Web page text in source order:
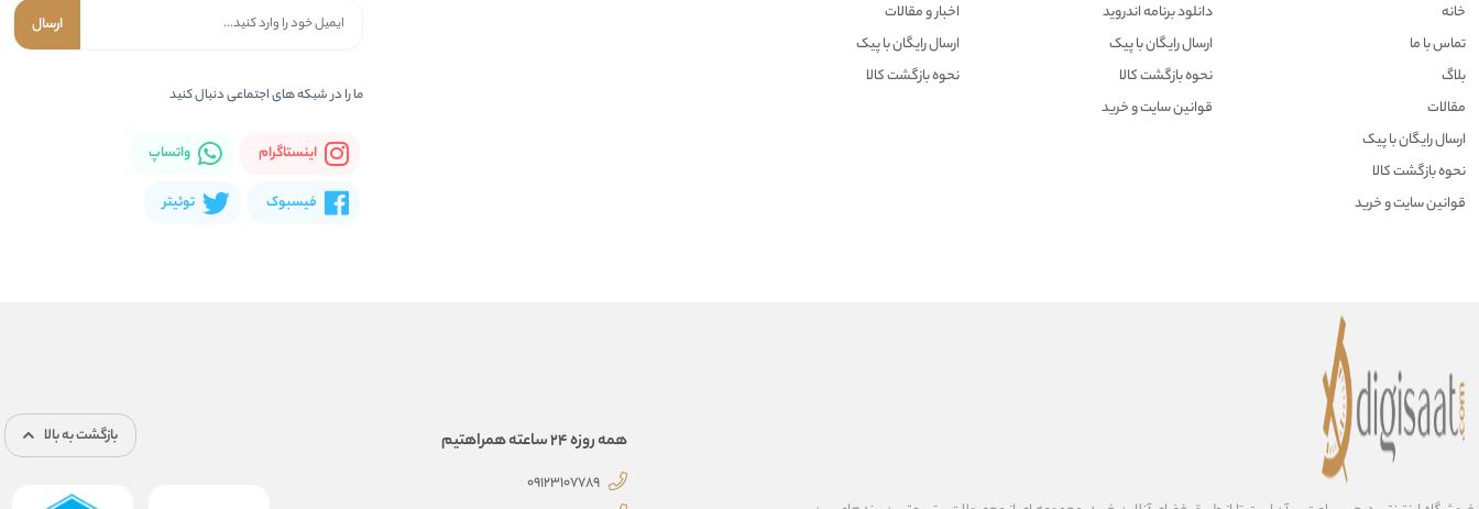
خانه
تماس با ما
بلاگ
مقالات
ارسال رایگان با پیک
نحوه بازگشت کالا
قوانین سایت و خرید
دانلود برنامه اندروید
ارسال رایگان با پیک
نحوه بازگشت کالا
قوانین سایت و خرید
اخبار و مقالات
ارسال رایگان با پیک
نحوه بازگشت کالا
ارسال
ما را در شبکه های اجتماعی دنبال کنید
اینستاگرام واتساپ
فیسبوک توئیتر
همه روزه 24 ساعته همراهتیم
09123107789
بازگشت به بالا